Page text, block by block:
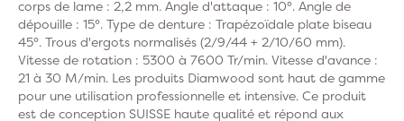
corps de lame : 2,2 mm. Angle d'attaque : 10°. Angle de
dépouille : 15°. Type de denture : Trapézoïdale plate biseau
45°. Trous d'ergots normalisés (2/9/44 + 2/10/60 mm).
Vitesse de rotation : 5300 à 7600 Tr/min. Vitesse d'avance :
21 à 30 M/min. Les produits Diamwood sont haut de gamme
pour une utilisation professionnelle et intensive. Ce produit
est de conception SUISSE haute qualité et répond aux